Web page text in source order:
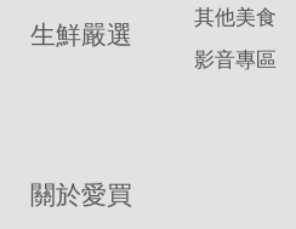
生鮮嚴選
其他美食
影音專區
關於愛買